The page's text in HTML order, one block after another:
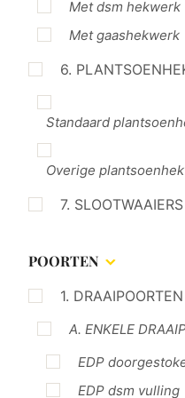
Met dsm hekwerk
Met gaashekwerk
6.
Standaard
Overige
7. SLOOTWAAIERS
POORTEN
1. DRAAIPOORTEN
A. ENKELE
EDP
EDP dsm vulling